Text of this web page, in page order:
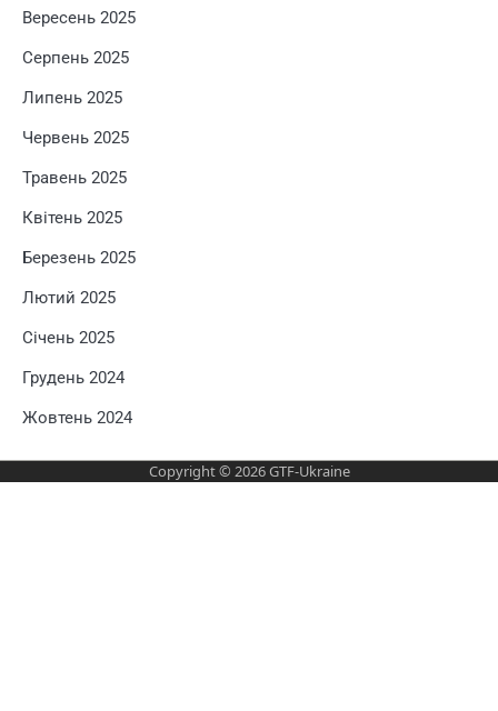
Вересень 2025
Серпень 2025
Липень 2025
Червень 2025
Травень 2025
Квітень 2025
Березень 2025
Лютий 2025
Січень 2025
Грудень 2024
Жовтень 2024
Copyright © 2026GTF-Ukraine